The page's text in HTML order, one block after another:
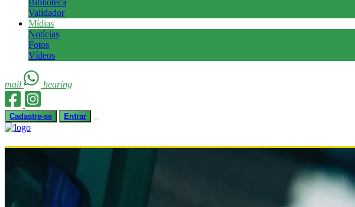
Biblioteca
Validador
Mídias
Notícias
Fotos
Vídeos
mail hearing
Cadastre-se Entrar